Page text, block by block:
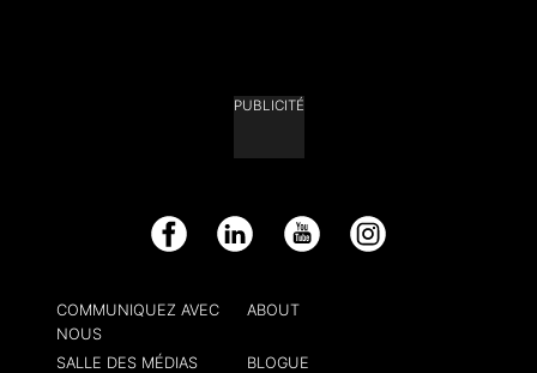
PUBLICITÉ
Facebook LinkedIn YouTube Instagram
COMMUNIQUEZ AVEC
NOUS
ABOUT
SALLE DES MÉDIAS
BLOGUE